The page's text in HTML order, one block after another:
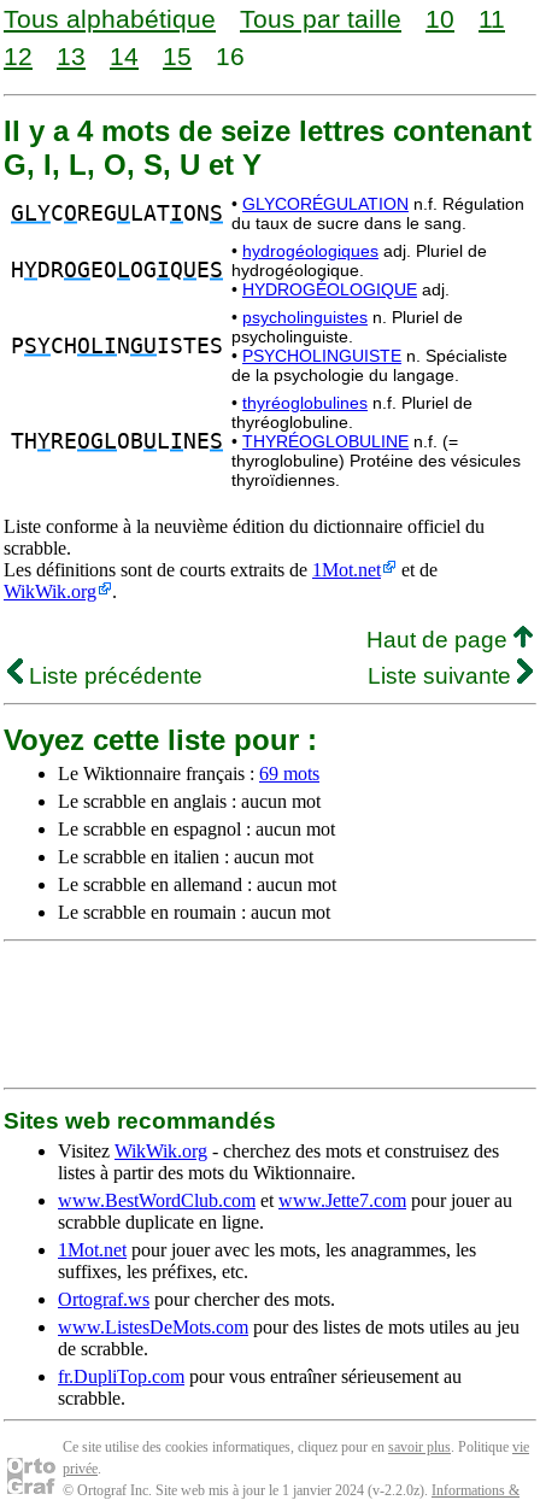
Tous alphabétique Tous par taille 10
11
12
13 14 15 16
Il y a 4 mots de seize lettres contenant
G, I, L, O, S, U et Y
GLYCO REGU LATION S • GLYCORÉGULATION n.f. Régulation
du taux de sucre dans le sang.
HYDROG EO LOGIQU ES
• hydrogéologiques adj. Pluriel de
hydrogéologique.
• HYDROGÉOLOGIQUE adj.
PSYCH OLI NGUISTES
• psycholinguistes n. Pluriel de
psycholinguiste.
• PSYCHOLINGUISTE n. Spécialiste
de la psychologie du langage.
THYREOGLOBU LI NES
• thyréoglobulines n.f. Pluriel de
thyréoglobuline.
• THYRÉOGLOBULINE n.f. (=
thyroglobuline) Protéine des vésicules
thyroïdiennes.
Liste conforme à la neuvième édition du dictionnaire officiel du
scrabble.
Les définitions sont de courts extraits de 1Mot.net
et de
WikWik.org
.
Haut de page
Liste précédente
Liste suivante
Voyez cette liste pour :
Le Wiktionnaire français : 69 mots
Le scrabble en anglais : aucun mot
Le scrabble en espagnol : aucun mot
Le scrabble en italien : aucun mot
Le scrabble en allemand : aucun mot
Le scrabble en roumain : aucun mot
Sites web recommandés
Visitez WikWik.org - cherchez des mots et construisez des
listes à partir des mots du Wiktionnaire.
www.BestWordClub.com et www.Jette7.com pour jouer au
scrabble duplicate en ligne.
1Mot.net pour jouer avec les mots, les anagrammes, les
suffixes, les préfixes, etc.
Ortograf.ws pour chercher des mots.
www.ListesDeMots.com pour des listes de mots utiles au jeu
de scrabble.
fr.DupliTop.com pour vous entraîner sérieusement au
scrabble.
Ce site utilise des cookies informatiques, cliquez pour en savoir plus. Politique vie
privée.
© Ortograf Inc. Site web mis à jour le 1 janvier 2024 (v-2.2.0z). Informations &